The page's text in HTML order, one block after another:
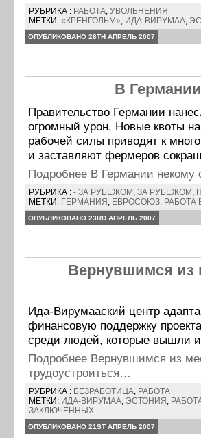
РУБРИКА : РАБОТА, УВОЛЬНЕНИЯ
МЕТКИ: «КРЕНГОЛЬМ», ИДА-ВИРУМАА,
ОПУБЛИКОВАНО 28TH АПРЕЛЬ 2007
В
Правительство Германии
огромный урон. Новые квоты
рабочей силы приводят к
и заставляют фермеров
Подробнее В Германии некому
РУБРИКА : - ЗА РУБЕЖОМ , ЗА РУБЕЖОМ ,
МЕТКИ: ГЕРМАНИЯ , ЕВРОСОЮЗ, РАБОТА
ОПУБЛИКОВАНО 23RD АПРЕЛЬ 2007
Вернувшимся из
Ида-Вирумааский центр
финансовую поддержку
среди людей, которые вышли
Подробнее Вернувшимся из
трудоустроиться…
РУБРИКА : БЕЗРАБОТИЦА, РАБОТА
МЕТКИ: ИДА-ВИРУМАА, ЭСТОНИЯ ,
ЗАКЛЮЧЕННЫХ.
ОПУБЛИКОВАНО 21ST АПРЕЛЬ 2007